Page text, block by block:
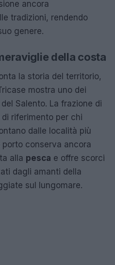
ancora
tradizioni, rendendo
genere.
della costa
la storia del territorio,
mostra uno dei
Salento. La frazione di
riferimento per chi
dalle località più
conserva ancora
alla pesca e offre scorci
dagli amanti della
sul lungomare.